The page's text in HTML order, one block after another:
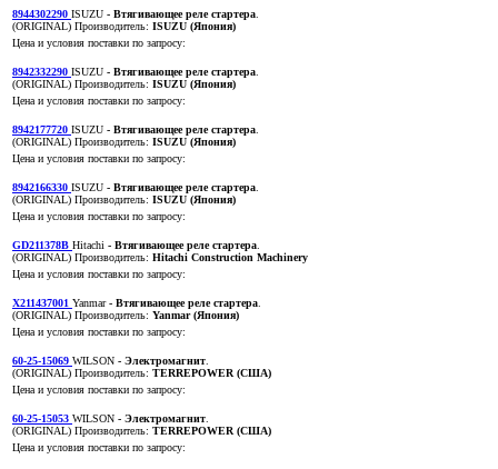
8944302290 ISUZU - Втягивающее реле стартера.
(ORIGINAL) Производитель: ISUZU (Япония)
Цена и условия поставки по запросу:
8942332290 ISUZU - Втягивающее реле стартера.
(ORIGINAL) Производитель: ISUZU (Япония)
Цена и условия поставки по запросу:
8942177720 ISUZU - Втягивающее реле стартера.
(ORIGINAL) Производитель: ISUZU (Япония)
Цена и условия поставки по запросу:
8942166330 ISUZU - Втягивающее реле стартера.
(ORIGINAL) Производитель: ISUZU (Япония)
Цена и условия поставки по запросу:
GD211378B Hitachi - Втягивающее реле стартера.
(ORIGINAL) Производитель: Hitachi Construction Machinery
Цена и условия поставки по запросу:
X211437001 Yanmar- Втягивающее реле стартера.
(ORIGINAL) Производитель: Yanmar (Япония)
Цена и условия поставки по запросу:
60-25-15069 WILSON - Электромагнит.
(ORIGINAL) Производитель: TERREPOWER (США)
Цена и условия поставки по запросу:
60-25-15053 WILSON - Электромагнит.
(ORIGINAL) Производитель: TERREPOWER (США)
Цена и условия поставки по запросу: